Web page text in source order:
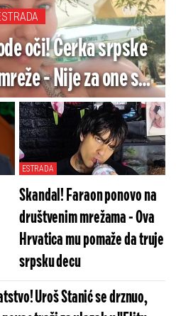
oči! Ćerka srpske
- Nije za one sa
srcem
ESTRADA
Skandal! Faraon ponovo na
društvenim mrežama - Ova
Hrvatica mu pomaže da truje
srpsku decu
Uroš Stanić se drznuo,